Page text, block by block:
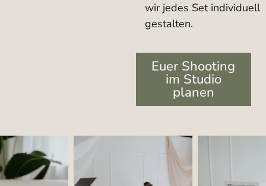
wir jedes Set individuell
gestalten.
Euer Shooting
im Studio
planen